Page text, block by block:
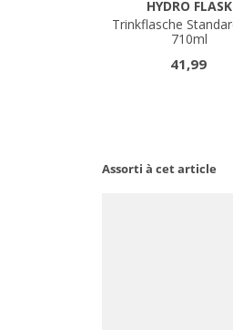
Assorti à cet article